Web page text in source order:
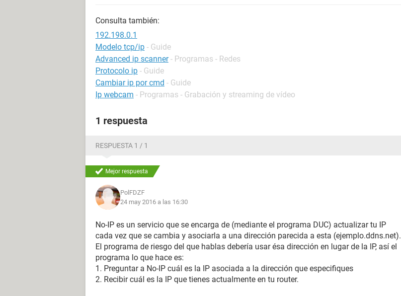
Consulta también:
192.198.0.1
Modelo tcp/ip - Guide
Advanced ip scanner - Programas - Redes
Protocolo ip - Guide
Cambiar ip por cmd - Guide
Ip webcam - Programas - Grabación y streaming de vídeo
1 respuesta
RESPUESTA 1 / 1
Mejor respuesta
PolFDZF
24 may 2016 a las 16:30
No-IP es un servicio que se encarga de (mediante el programa DUC) actualizar tu IP
cada vez que se cambia y asociarla a una dirección parecida a esta (ejemplo.ddns.net).
El programa de riesgo del que hablas debería usar ésa dirección en lugar de la IP, así el
programa lo que hace es:
1. Preguntar a No-IP cuál es la IP asociada a la dirección que especifiques
2. Recibir cuál es la IP que tienes actualmente en tu router.